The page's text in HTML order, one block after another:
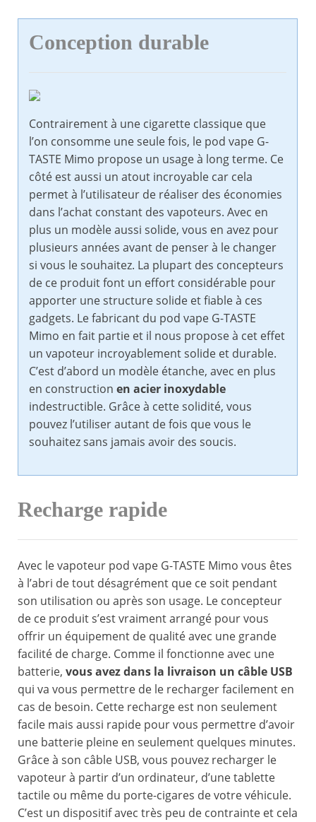
Conception durable
Contrairement à une cigarette classique que
l’on consomme une seule fois, le pod vape G-
TASTE Mimo propose un usage à long terme. Ce
côté est aussi un atout incroyable car cela
permet à l’utilisateur de réaliser des économies
dans l’achat constant des vapoteurs. Avec en
plus un modèle aussi solide, vous en avez pour
plusieurs années avant de penser à le changer
si vous le souhaitez. La plupart des concepteurs
de ce produit font un effort considérable pour
apporter une structure solide et fiable à ces
gadgets. Le fabricant du pod vape G-TASTE
Mimo en fait partie et il nous propose à cet effet
un vapoteur incroyablement solide et durable.
C’est d’abord un modèle étanche, avec en plus
en construction en acier inoxydable
indestructible. Grâce à cette solidité, vous
pouvez l’utiliser autant de fois que vous le
souhaitez sans jamais avoir des soucis.
Recharge rapide
Avec le vapoteur pod vape G-TASTE Mimo vous êtes
à l’abri de tout désagrément que ce soit pendant
son utilisation ou après son usage. Le concepteur
de ce produit s’est vraiment arrangé pour vous
offrir un équipement de qualité avec une grande
facilité de charge. Comme il fonctionne avec une
batterie, vous avez dans la livraison un câble USB
qui va vous permettre de le recharger facilement en
cas de besoin. Cette recharge est non seulement
facile mais aussi rapide pour vous permettre d’avoir
une batterie pleine en seulement quelques minutes.
Grâce à son câble USB, vous pouvez recharger le
vapoteur à partir d’un ordinateur, d’une tablette
tactile ou même du porte-cigares de votre véhicule.
C’est un dispositif avec très peu de contrainte et cela